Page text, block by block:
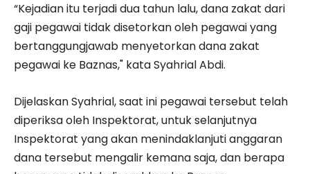
“Kejadian itu terjadi dua tahun lalu, dana zakat dari
gaji pegawai tidak disetorkan oleh pegawai yang
bertanggungjawab menyetorkan dana zakat
pegawai ke Baznas," kata Syahrial Abdi.
Dijelaskan Syahrial, saat ini pegawai tersebut telah
diperiksa oleh Inspektorat, untuk selanjutnya
Inspektorat yang akan menindaklanjuti anggaran
dana tersebut mengalir kemana saja, dan berapa